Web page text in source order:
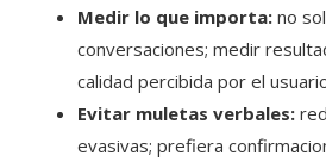
Medir lo que importa: no
conversaciones; medir
calidad percibida por el
Evitar muletas verbales:
evasivas; prefiera